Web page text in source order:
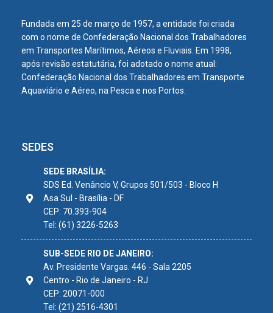
Fundada em 25 de março de 1957, a entidade foi criada
com o nome de Confederação Nacional dos Trabalhadores
em Transportes Marítimos, Aéreos e Fluviais. Em 1998,
após revisão estatutária, foi adotado o nome atual:
Confederação Nacional dos Trabalhadores em Transporte
Aquaviário e Aéreo, na Pesca e nos Portos.
SEDES
SEDE BRASÍLIA:
SDS Ed. Venâncio V, Grupos 501/503 - Bloco H
Asa Sul - Brasília - DF
CEP: 70.393-904
Tel: (61) 3226-5263
SUB-SEDE RIO DE JANEIRO:
Av. Presidente Vargas. 446 - Sala 2205
Centro - Rio de Janeiro - RJ
CEP: 20071-000
Tel: (21) 2516-4301